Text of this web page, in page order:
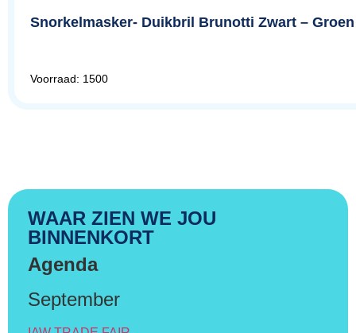
Snorkelmasker- Duikbril Brunotti Zwart –
Voorraad: 1500
WAAR ZIEN WE JOU
BINNENKORT
Agenda
September